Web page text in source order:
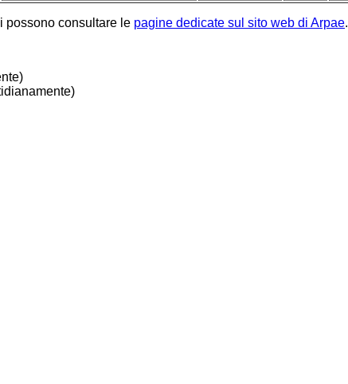
possono consultare le pagine dedicate sul sito web di Arpae.